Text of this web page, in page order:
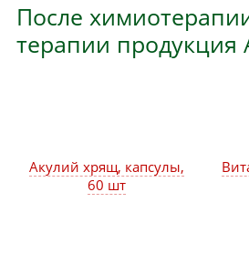
После
терапии продукция
Акулий хрящ, капсулы,
60 шт